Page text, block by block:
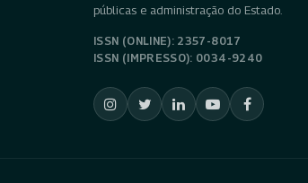
públicas e administração do Estado.
ISSN (ONLINE): 2357-8017
ISSN (IMPRESSO): 0034-9240